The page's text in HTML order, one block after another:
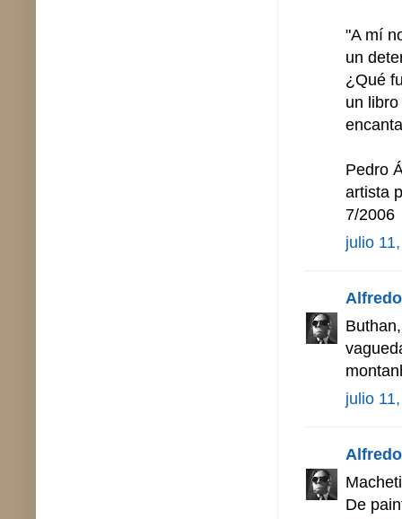
"A mí
un
¿Qué
un
Pedro
artista
7/2006
julio
julio
De